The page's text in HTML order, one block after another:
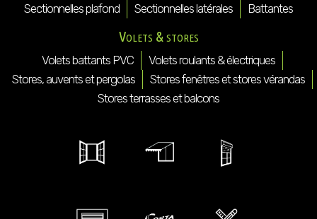
Sectionnelles plafond Sectionnelles latérales Battantes
Volets & stores
Volets battants PVC
Volets roulants & électriques
Stores, auvents et pergolas
Stores fenêtres et stores vérandas
Stores terrasses et balcons